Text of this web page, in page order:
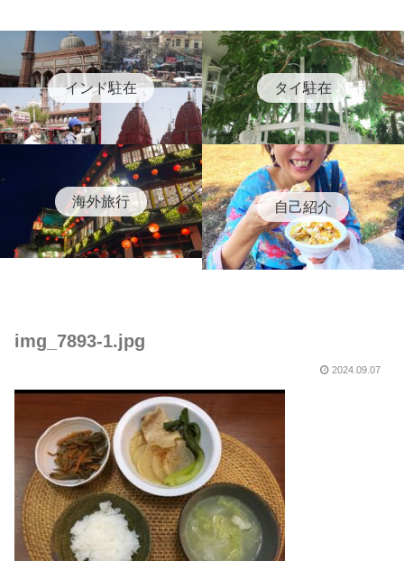
インド駐在 タイ駐在
海外旅行 自己紹介
img_7893-1.jpg
2024.09.07